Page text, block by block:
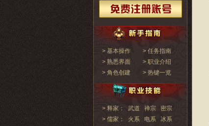
> 基本操作
> 任务指南
> 熟悉界面
> 职业介绍
> 角色创建
> 热键一览
> 释家： 武道 禅宗
密宗
> 儒家：
火系 电系
冰系